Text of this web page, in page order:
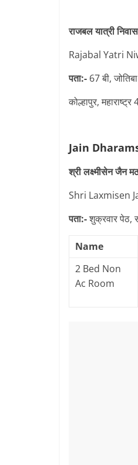
राजबल यात्री
Rajabal Yatri
पता:- 67 बी,
कोल्हापुर,
Jain
श्री लक्ष्मीसेन जैन
Shri Laxmisen
पता:-शुक्रवार पेठ,
Name
2 Bed Non
Ac Room